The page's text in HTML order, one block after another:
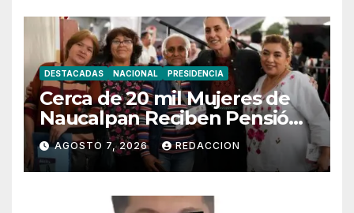
DESTACADAS NACIONAL PRESIDENCIA
Cerca de 20 mil Mujeres de
Naucalpan Reciben Pensión
Mujeres Bienestar
AGOSTO 7, 2026 REDACCION